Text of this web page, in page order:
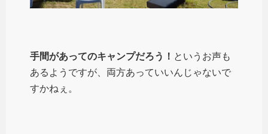
手間があってのキャンプだろう！ というお声も
あるようですが、両方あっていいんじゃないで
すかねぇ。